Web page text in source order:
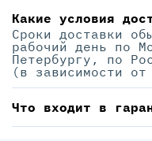
Какие условия
Сроки доставки
рабочий день по
Петербургу, по
(в зависимости
Что входит в